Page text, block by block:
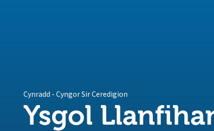
Cynradd -Cyngor Sir Ceredigion
Ysgol